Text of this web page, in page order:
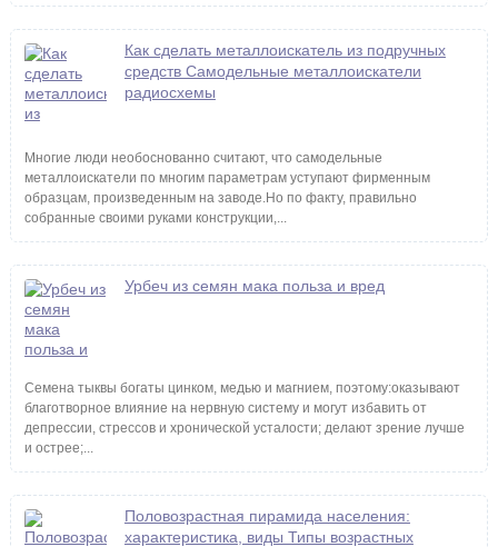
Как сделать металлоискатель из подручных
средств Самодельные металлоискатели
радиосхемы
Многие люди необоснованно считают, что самодельные
металлоискатели по многим параметрам уступают фирменным
образцам, произведенным на заводе.Но по факту, правильно
собранные своими руками конструкции,...
Урбеч из семян мака польза и вред
Семена тыквы богаты цинком, медью и магнием, поэтому:оказывают
благотворное влияние на нервную систему и могут избавить от
депрессии, стрессов и хронической усталости; делают зрение лучше
и острее;...
Половозрастная пирамида населения:
характеристика, виды Типы возрастных